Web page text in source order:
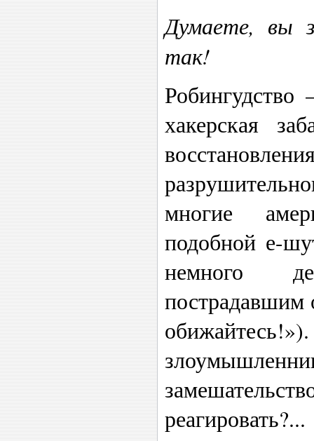
Думаете, вы
так!
Робингудство
хакерская
многие
подобной е-
немного
пострадавшим
реагировать?...